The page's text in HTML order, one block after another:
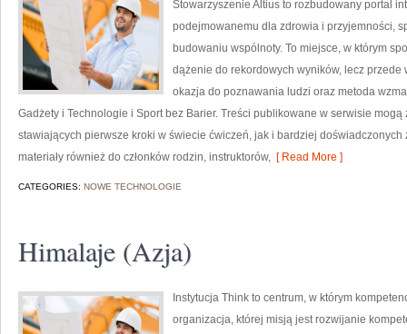
Stowarzyszenie Altius to rozbudowany portal
podejmowanemu dla zdrowia i przyjemności,
budowaniu wspólnoty. To miejsce, w którym
dążenie do rekordowych wyników, lecz
okazja do poznawania ludzi oraz metoda
Gadżety i Technologie i Sport bez Barier. Treści publikowane w serwisie
stawiających pierwsze kroki w świecie ćwiczeń, jak i bardziej
materiały również do członków rodzin, instruktorów, [ Read More ]
CATEGORIES: NOWE TECHNOLOGIE
Himalaje (Azja)
Instytucja Think to centrum, w którym
organizacja, której misją jest rozwijanie